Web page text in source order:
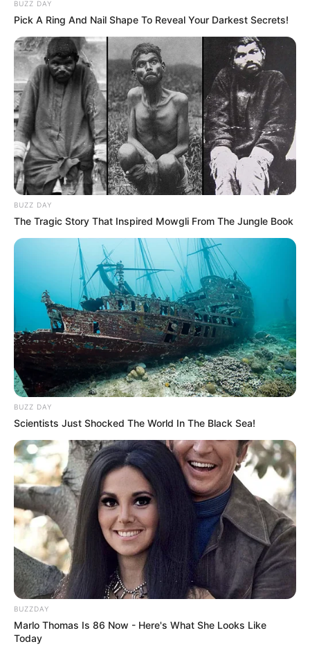
BUZZ DAY
Pick A Ring And Nail Shape To Reveal Your Darkest Secrets!
BUZZ DAY
The Tragic Story That Inspired Mowgli From The Jungle Book
BUZZ DAY
Scientists Just Shocked The World In The Black Sea!
BUZZDAY
Marlo Thomas Is 86 Now - Here's What She Looks Like
Today